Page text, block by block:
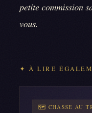
petite commission
vous.
✦ À LIRE
🗺️ CHASSE AU